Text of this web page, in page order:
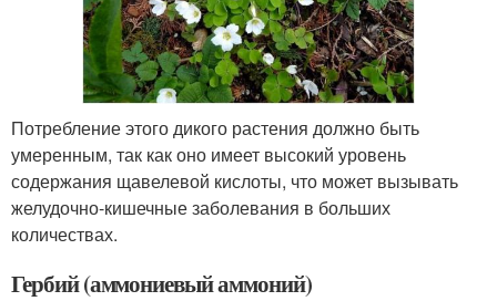
Потребление этого дикого растения должно быть
умеренным, так как оно имеет высокий уровень
содержания щавелевой кислоты, что может вызывать
желудочно-кишечные заболевания в больших
количествах.
Гербий (аммониевый аммоний)